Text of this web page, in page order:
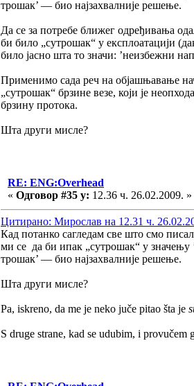
трошак’ — био најзахвалније решење.
Да се за потребе ближег одређивања
би било „сутрошак“ у експлоатацији
било јасно шта то значи: ’неизбежни
Применимо сада реч на објашњавање
„сутрошак“ брзине везе, који је
брзину протока.
Шта други мисле?
RE: ENG:Overhead
« Одговор #35 у: 12.36 ч. 26.02.2009. »
Цитирано: Мирослав на 12.31 ч.
Кад потанко сагледам све што смо
ми се да би ипак „сутрошак“ у значењу
трошак’ — био најзахвалније решење.
Шта други мисле?
Pa, iskreno, da me je neko juče pitao šta je
S druge strane, kad se udubim, i